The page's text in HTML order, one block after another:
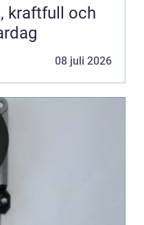
kraftfull och
08 juli 2026